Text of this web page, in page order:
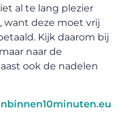
al te lang plezier
want deze moet vrij
Kijk daarom bij
naar de
ook de nadelen